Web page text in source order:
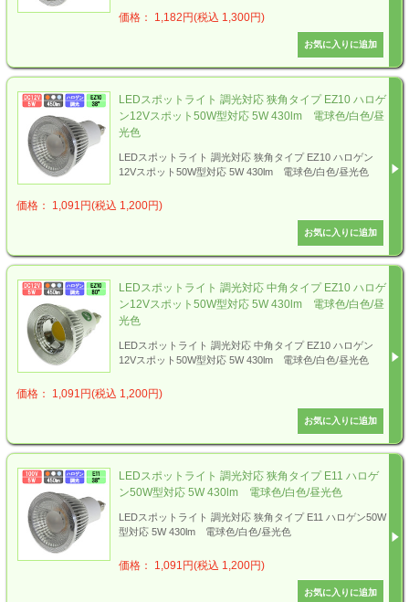
価格： 1,182円(税込 1,300円)
LEDスポットライト 調光対応 狭角タイプ EZ10 ハロゲ
ン12Vスポット50W型対応 5W 430lm 電球色/白色/昼
光色
LEDスポットライト 調光対応 狭角タイプ EZ10 ハロゲン
12Vスポット50W型対応 5W 430lm 電球色/白色/昼光色
価格： 1,091円(税込 1,200円)
LEDスポットライト 調光対応 中角タイプ EZ10 ハロゲ
ン12Vスポット50W型対応 5W 430lm 電球色/白色/昼
光色
LEDスポットライト 調光対応 中角タイプ EZ10 ハロゲン
12Vスポット50W型対応 5W 430lm 電球色/白色/昼光色
価格： 1,091円(税込 1,200円)
LEDスポットライト 調光対応 狭角タイプ E11 ハロゲ
ン50W型対応 5W 430lm 電球色/白色/昼光色
LEDスポットライト 調光対応 狭角タイプ E11 ハロゲン50W
型対応 5W 430lm 電球色/白色/昼光色
価格： 1,091円(税込 1,200円)